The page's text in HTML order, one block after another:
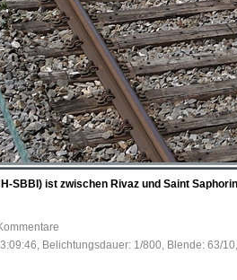
SBBI) ist zwischen Rivaz und Saint
Belichtungsdauer: 1/800, Blende: 63/